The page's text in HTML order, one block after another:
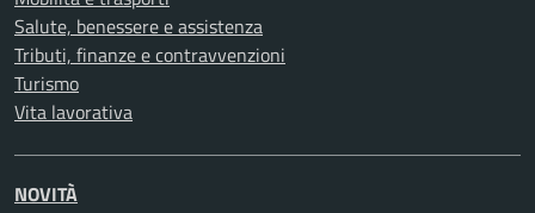
Salute, benessere e assistenza
Tributi, finanze e contravvenzioni
Turismo
Vita lavorativa
NOVITÀ